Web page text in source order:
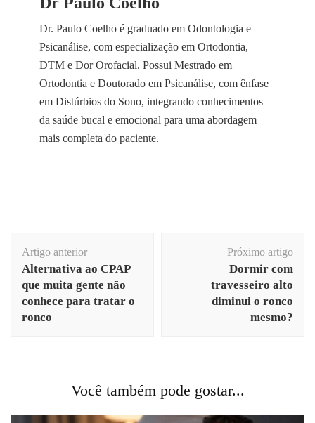
Dr. Paulo Coelho é graduado em Odontologia e
Psicanálise, com especialização em Ortodontia,
DTM e Dor Orofacial. Possui Mestrado em
Ortodontia e Doutorado em Psicanálise, com ênfase
em Distúrbios do Sono, integrando conhecimentos
da saúde bucal e emocional para uma abordagem
mais completa do paciente.
de
post
Artigo anterior
Alternativa ao CPAP
que muita gente não
conhece para tratar o
ronco
Próximo artigo
Dormir com
travesseiro alto
diminui o ronco
mesmo?
Você também pode gostar...